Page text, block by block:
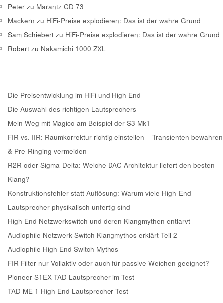
Peter zu Marantz CD 73
Mackern zu HiFi-Preise explodieren: Das ist der wahre Grund
Sam Schiebert zu HiFi-Preise explodieren: Das ist der wahre Grund
Robert zu Nakamichi 1000 ZXL
Die Preisentwicklung im HiFi und High End
Die Auswahl des richtigen Lautsprechers
Mein Weg mit Magico am Beispiel der S3 Mk1
FIR vs. IIR: Raumkorrektur richtig einstellen – Transienten bewahren
& Pre-Ringing vermeiden
R2R oder Sigma-Delta: Welche DAC Architektur liefert den besten
Klang?
Konstruktionsfehler statt Auflösung: Warum viele High-End-
Lautsprecher physikalisch unfertig sind
High End Netzwerkswitch und deren Klangmythen entlarvt
Audiophile Netzwerk Switch Klangmythos erklärt Teil 2
Audiophile High End Switch Mythos
FIR Filter nur Vollaktiv oder auch für passive Weichen geeignet?
Pioneer S1EX TAD Lautsprecher im Test
TAD ME 1 High End Lautsprecher Test